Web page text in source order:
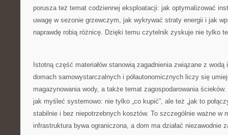
porusza też temat codziennej eksploatacji: jak optymalizować
uwagę w sezonie grzewczym, jak wykrywać straty energii i jak
naprawdę robią różnicę. Dzięki temu czytelnik zyskuje nie tylko
Istotną część materiałów stanowią zagadnienia związane z
domach samowystarczalnych i półautonomicznych liczy się
magazynowania wody, a także temat zagospodarowania
jak myśleć systemowo: nie tylko „co kupić”, ale też „jak to
stabilnie i bez niepotrzebnych kosztów. To szczególnie ważne w
infrastruktura bywa ograniczona, a dom ma działać niezawodnie